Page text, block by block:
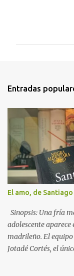
t
o
s
Entradas
El amo, de
Sinopsis: Una fría
adolescente
madrileño. El
Jotadé Cortés, el